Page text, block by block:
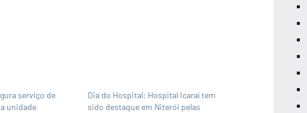
serviço de
unidade
Dia do Hospital: Hospital Icaraí tem
sido destaque em Niterói pelas